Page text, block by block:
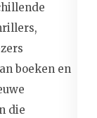
boeken en
die